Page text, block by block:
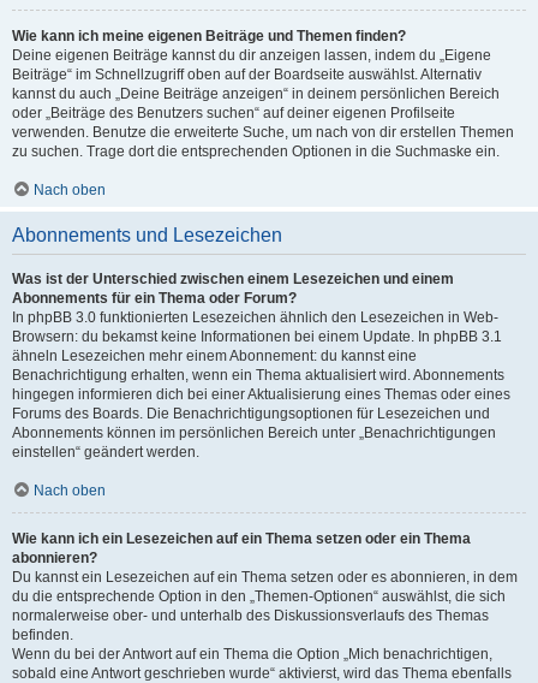
Wie kann ich meine eigenen Beiträge und Themen finden?
Deine eigenen Beiträge kannst du dir anzeigen lassen, indem du „Eigene
Beiträge“ im Schnellzugriff oben auf der Boardseite auswählst. Alternativ
kannst du auch „Deine Beiträge anzeigen“ in deinem persönlichen Bereich
oder „Beiträge des Benutzers suchen“ auf deiner eigenen Profilseite
verwenden. Benutze die erweiterte Suche, um nach von dir erstellen Themen
zu suchen. Trage dort die entsprechenden Optionen in die Suchmaske ein.
Nach oben
Abonnements und Lesezeichen
Was ist der Unterschied zwischen einem Lesezeichen und einem
Abonnements für ein Thema oder Forum?
In phpBB 3.0 funktionierten Lesezeichen ähnlich den Lesezeichen in Web-
Browsern: du bekamst keine Informationen bei einem Update. In phpBB 3.1
ähneln Lesezeichen mehr einem Abonnement: du kannst eine
Benachrichtigung erhalten, wenn ein Thema aktualisiert wird. Abonnements
hingegen informieren dich bei einer Aktualisierung eines Themas oder eines
Forums des Boards. Die Benachrichtigungsoptionen für Lesezeichen und
Abonnements können im persönlichen Bereich unter „Benachrichtigungen
einstellen“ geändert werden.
Nach oben
Wie kann ich ein Lesezeichen auf ein Thema setzen oder ein Thema
abonnieren?
Du kannst ein Lesezeichen auf ein Thema setzen oder es abonnieren, in dem
du die entsprechende Option in den „Themen-Optionen“ auswählst, die sich
normalerweise ober- und unterhalb des Diskussionsverlaufs des Themas
befinden.
Wenn du bei der Antwort auf ein Thema die Option „Mich benachrichtigen,
sobald eine Antwort geschrieben wurde“ aktivierst, wird das Thema ebenfalls